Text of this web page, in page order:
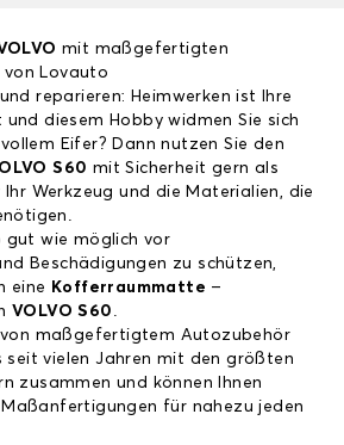
mit maßgefertigten
Lovauto
reparieren: Heimwerken ist Ihre
diesem Hobby widmen Sie sich
Eifer? Dann nutzen Sie den
S60 mit Sicherheit gern als
Werkzeug und die Materialien, die
gut wie möglich vor
Beschädigungen zu schützen,
eine Kofferraummatte –
VOLVO S60 .
von maßgefertigtem Autozubehör
vielen Jahren mit den größten
zusammen und können Ihnen
für nahezu jeden